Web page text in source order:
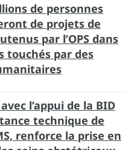
de personnes
de projets de
par l’OPS dans
touchés par des
avec l’appui de la BID
technique de
renforce la prise en